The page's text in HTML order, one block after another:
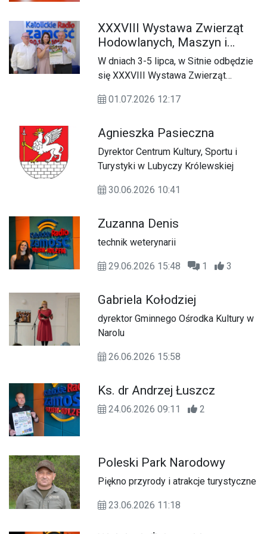
XXXVIII Wystawa Zwierząt
Hodowlanych, Maszyn i
Urządzeń Rolniczych w
Sitnie - zaproszenie i
program
W dniach 3-5 lipca, w Sitnie odbędzie
się XXXVIII Wystawa Zwierząt
Rolniczych. Na wydarzenie
Kiryczuk i Agnieszka Gawda.
01.07.2026 12:17
Agnieszka Pasieczna
Dyrektor Centrum Kultury, Sportu i
Turystyki w Lubyczy Królewskiej
30.06.2026 10:41
Zuzanna Denis
technik weterynarii
29.06.2026 15:48 1 3
Gabriela Kołodziej
dyrektor Gminnego Ośrodka Kultury w
Narolu
26.06.2026 15:58
Ks. dr Andrzej Łuszcz
24.06.2026 09:11 2
Poleski Park Narodowy
Piękno przyrody i atrakcje turystyczne
23.06.2026 11:18